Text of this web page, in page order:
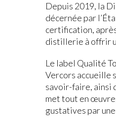
Depuis 2019, la
décernée par
certification,
distillerie à offrir
Le label Qualité
Vercors accueille
savoir-faire, ainsi
met tout en œuvre
gustatives par